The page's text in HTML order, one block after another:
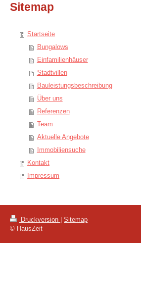
Sitemap
Startseite
Bungalows
Einfamilienhäuser
Stadtvillen
Bauleistungsbeschreibung
Über uns
Referenzen
Team
Aktuelle Angebote
Immobiliensuche
Kontakt
Impressum
Druckversion
Sitemap
© HausZeit